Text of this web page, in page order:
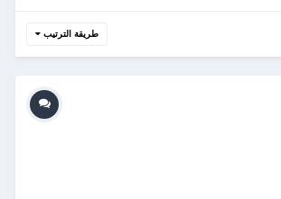
طريقة الترتيب